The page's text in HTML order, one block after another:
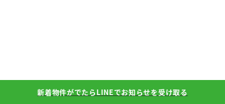
新着物件がでたらLINEでお知らせを受け取る